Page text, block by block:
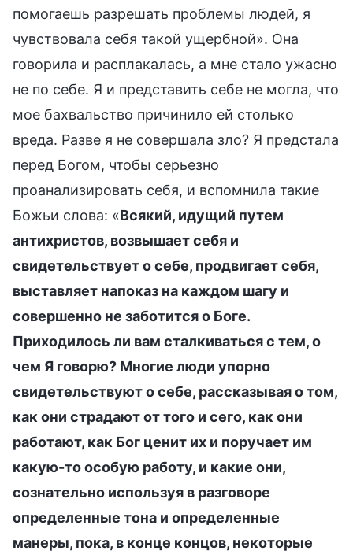
помогаешь разрешать проблемы людей, я
чувствовала себя такой ущербной». Она
говорила и расплакалась, а мне стало ужасно
не по себе. Я и представить себе не могла, что
мое бахвальство причинило ей столько
вреда. Разве я не совершала зло? Я предстала
перед Богом, чтобы серьезно
проанализировать себя, и вспомнила такие
Божьи слова: «Всякий, идущий путем
антихристов, возвышает себя и
свидетельствует о себе, продвигает себя,
выставляет напоказ на каждом шагу и
совершенно не заботится о Боге.
Приходилось ли вам сталкиваться с тем, о
чем Я говорю? Многие люди упорно
свидетельствуют о себе, рассказывая о том,
как они страдают от того и сего, как они
работают, как Бог ценит их и поручает им
какую-то особую работу, и какие они,
сознательно используя в разговоре
определенные тона и определенные
манеры, пока, в конце концов, некоторые